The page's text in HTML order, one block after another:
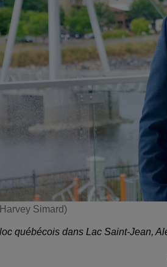
Simard)
québécois dans Lac Saint-Jean,